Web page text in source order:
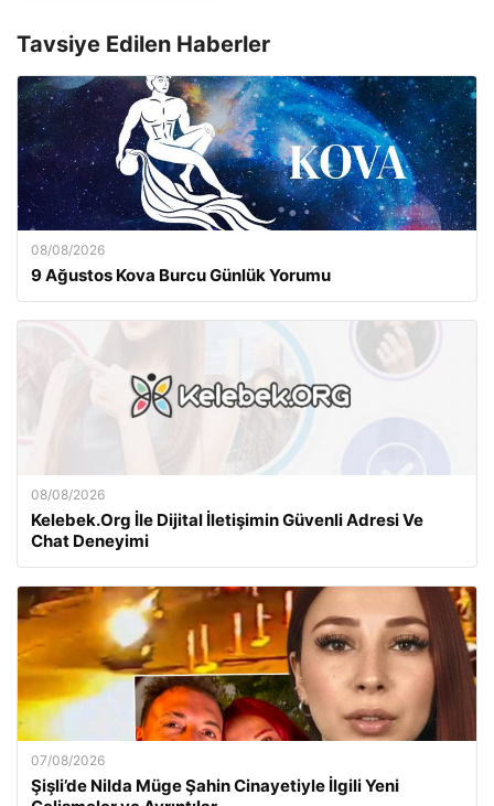
Tavsiye Edilen Haberler
08/08/2026
9 Ağustos Kova Burcu Günlük Yorumu
08/08/2026
Kelebek.Org İle Dijital İletişimin Güvenli Adresi Ve
Chat Deneyimi
07/08/2026
Şişli’de Nilda Müge Şahin Cinayetiyle İlgili Yeni